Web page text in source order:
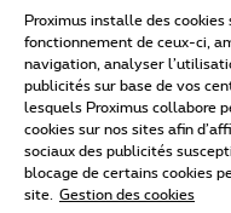
1 personne aime
VincentM
Proximus installe des
fonctionnement de ceux-ci,
navigation, analyser
publicités sur base de vos
lesquels Proximus collabore
cookies sur nos sites afin
sociaux des publicités
blocage de certains cookies
site.
Gestion des cookies